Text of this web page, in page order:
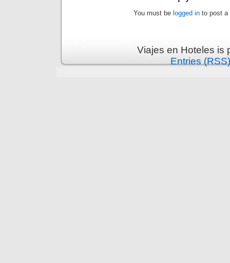
You must be logged in to post a
Viajes en Hoteles is
Entries (RSS)